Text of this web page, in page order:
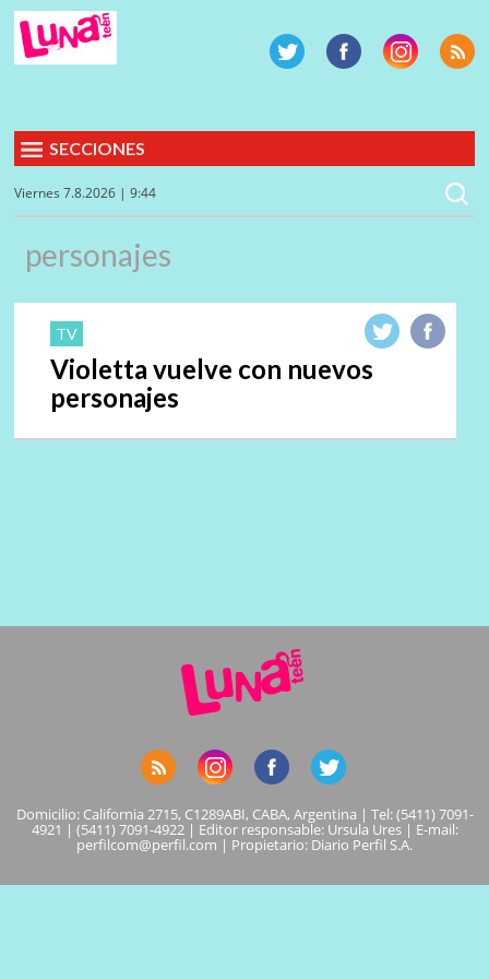
SECCIONES
Viernes 7.8.2026 | 9:44
personajes
TV
Violetta vuelve con nuevos
personajes
Domicilio: California 2715, C1289ABI, CABA, Argentina | Tel: (5411) 7091-
4921 | (5411) 7091-4922 | Editor responsable: Ursula Ures | E-mail:
perfilcom@perfil.com | Propietario: Diario Perfil S.A.